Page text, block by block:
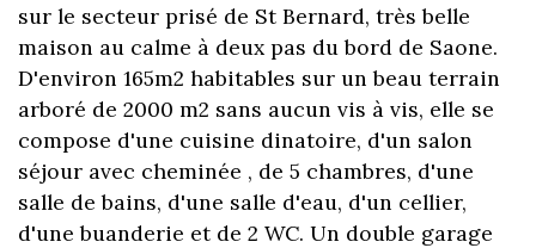
sur le secteur prisé de St Bernard, très belle
maison au calme à deux pas du bord de Saone.
D'environ 165m2 habitables sur un beau terrain
arboré de 2000 m2 sans aucun vis à vis, elle se
compose d'une cuisine dinatoire, d'un salon
séjour avec cheminée , de 5 chambres, d'une
salle de bains, d'une salle d'eau, d'un cellier,
d'une buanderie et de 2 WC. Un double garage